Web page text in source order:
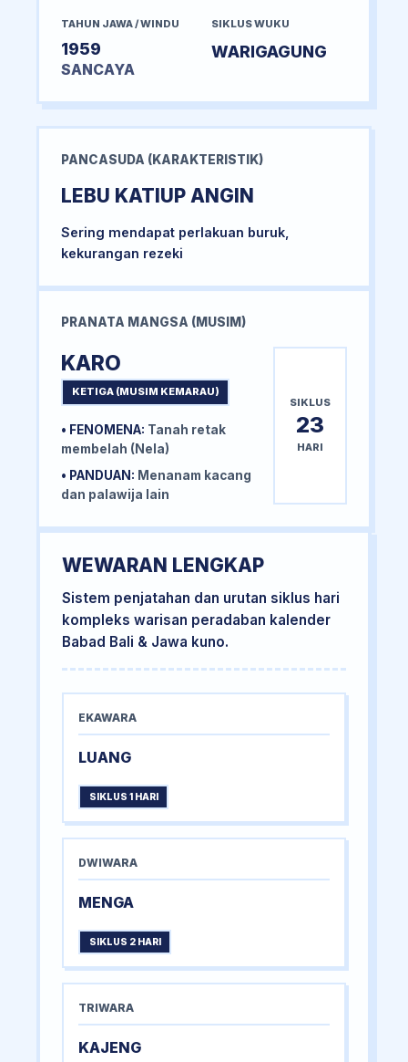
TAHUN JAWA / WINDU
1959
SANCAYA
SIKLUS WUKU
WARIGAGUNG
PANCASUDA (KARAKTERISTIK)
LEBU KATIUP ANGIN
Sering mendapat perlakuan buruk,
kekurangan rezeki
PRANATA MANGSA (MUSIM)
KARO
KETIGA (MUSIM KEMARAU)
• FENOMENA: Tanah retak
membelah (Nela)
• PANDUAN: Menanam kacang
dan palawija lain
SIKLUS
23
HARI
WEWARAN LENGKAP
Sistem penjatahan dan urutan siklus hari
kompleks warisan peradaban kalender
Babad Bali & Jawa kuno.
EKAWARA
LUANG
SIKLUS 1 HARI
DWIWARA
MENGA
SIKLUS 2 HARI
TRIWARA
KAJENG